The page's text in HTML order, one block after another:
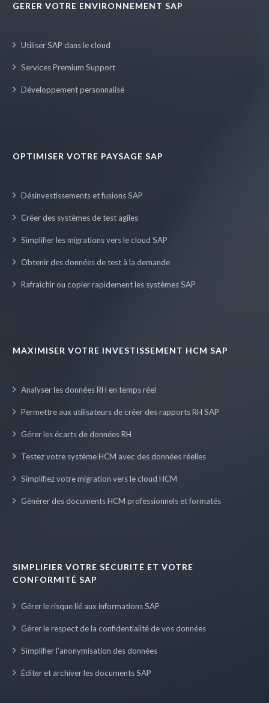
GERER VOTRE ENVIRONNEMENT SAP
Utiliser SAP dans le cloud
Services Premium Support
Développement personnalisé
OPTIMISER VOTRE PAYSAGE SAP
Désinvestissements et fusions SAP
Créer des systèmes de test agiles
Simplifier les migrations vers le cloud SAP
Obtenir des données de test à la demande
Rafraîchir ou copier rapidement les systèmes SAP
MAXIMISER VOTRE INVESTISSEMENT HCM SAP
Analyser les données RH en temps réel
Permettre aux utilisateurs de créer des rapports RH SAP
Gérer les écarts de données RH
Testez votre système HCM avec des données réelles
Simplifiez votre migration vers le cloud HCM
Générer des documents HCM professionnels et formatés
SIMPLIFIER VOTRE SÉCURITÉ ET VOTRE
CONFORMITÉ SAP
Gérer le risque lié aux informations SAP
Gérer le respect de la confidentialité de vos données
Simplifier l'anonymisation des données
Éditer et archiver les documents SAP